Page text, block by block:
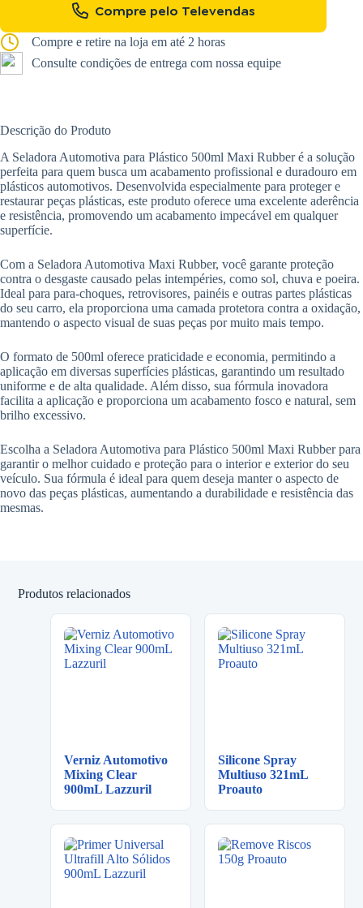
Compre pelo Televendas
Compre e retire na loja em até 2 horas
Consulte condições de entrega com nossa equipe
Descrição do Produto
A Seladora Automotiva para Plástico 500ml Maxi Rubber é a solução
perfeita para quem busca um acabamento profissional e duradouro em
plásticos automotivos. Desenvolvida especialmente para proteger e
restaurar peças plásticas, este produto oferece uma excelente aderência
e resistência, promovendo um acabamento impecável em qualquer
superfície.
Com a Seladora Automotiva Maxi Rubber, você garante proteção
contra o desgaste causado pelas intempéries, como sol, chuva e poeira.
Ideal para para-choques, retrovisores, painéis e outras partes plásticas
do seu carro, ela proporciona uma camada protetora contra a oxidação,
mantendo o aspecto visual de suas peças por muito mais tempo.
O formato de 500ml oferece praticidade e economia, permitindo a
aplicação em diversas superfícies plásticas, garantindo um resultado
uniforme e de alta qualidade. Além disso, sua fórmula inovadora
facilita a aplicação e proporciona um acabamento fosco e natural, sem
brilho excessivo.
Escolha a Seladora Automotiva para Plástico 500ml Maxi Rubber para
garantir o melhor cuidado e proteção para o interior e exterior do seu
veículo. Sua fórmula é ideal para quem deseja manter o aspecto de
novo das peças plásticas, aumentando a durabilidade e resistência das
mesmas.
Produtos relacionados
Verniz Automotivo
Mixing Clear
900mL Lazzuril
Silicone Spray
Multiuso 321mL
Proauto